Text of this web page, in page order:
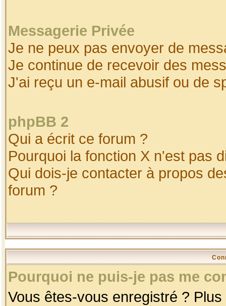
Messagerie Privée
Je ne peux pas envoyer de
Je continue de recevoir des
J'ai reçu un e-mail abusif ou de
phpBB 2
Qui a écrit ce forum ?
Pourquoi la fonction X n'est pas
Qui dois-je contacter à propos
forum ?
Pourquoi ne puis-je pas me
Vous êtes-vous enregistré ?